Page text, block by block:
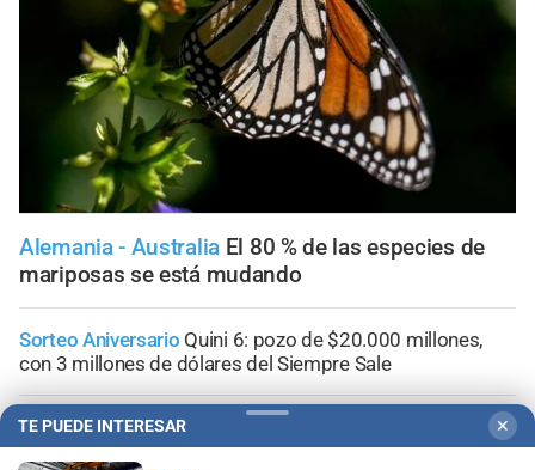
Alemania - Australia El 80 % de las especies de
mariposas se está mudando
Sorteo Aniversario Quini 6: pozo de $20.000 millones,
con 3 millones de dólares del Siempre Sale
Visitas guiadasLas escuelas santafesinas vivirán de
cerca los Juegos Suramericanos 2026
TE PUEDE INTERESAR ✕